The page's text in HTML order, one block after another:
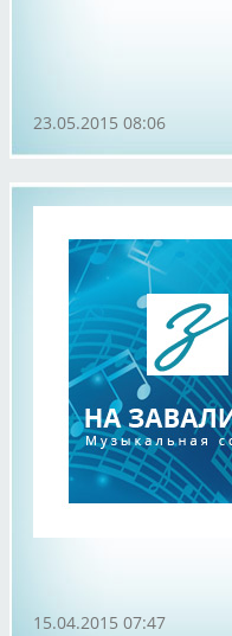
23.05.2015 08:06
15.04.2015 07:47